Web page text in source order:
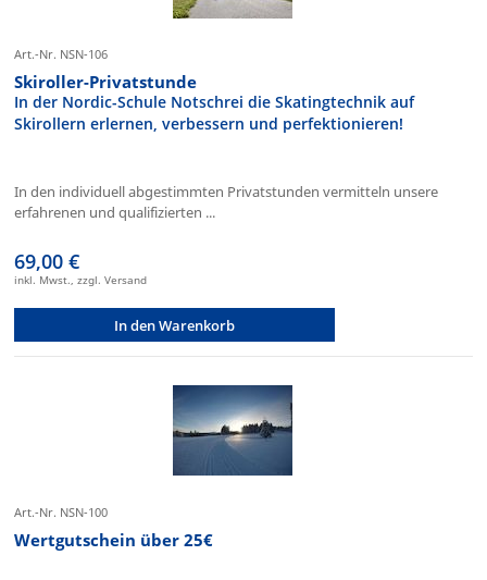
Art.-Nr. NSN-106
Skiroller-Privatstunde
In der Nordic-Schule Notschrei die Skatingtechnik auf
Skirollern erlernen, verbessern und perfektionieren!
In den individuell abgestimmten Privatstunden vermitteln unsere
erfahrenen und qualifizierten ...
69,00 €
inkl. Mwst., zzgl. Versand
In den Warenkorb
Art.-Nr. NSN-100
Wertgutschein über 25€